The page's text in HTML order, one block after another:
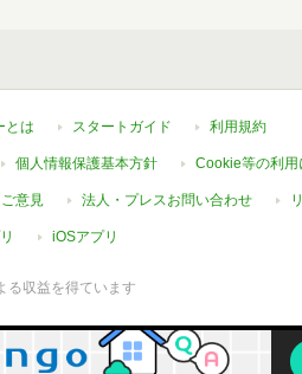
とは スタートガイド 利用規約
個人情報保護基本方針 Cookie等の利用
ご意見 法人・プレスお問い合わせ
iOSアプリ
る収益を得ています